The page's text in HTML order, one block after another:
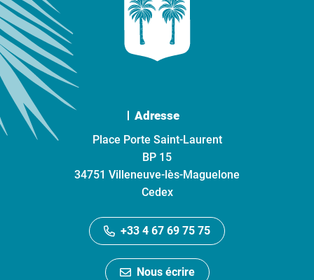
Adresse
Place Porte Saint-Laurent
BP 15
34751 Villeneuve-lès-Maguelone
Cedex
+33 4 67 69 75 75
Nous écrire